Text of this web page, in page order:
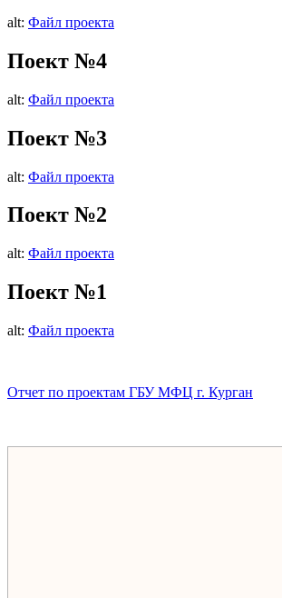
alt: Файл проекта
Поект №4
alt: Файл проекта
Поект №3
alt: Файл проекта
Поект №2
alt: Файл проекта
Поект №1
alt: Файл проекта
Отчет по проектам ГБУ МФЦ г. Курган